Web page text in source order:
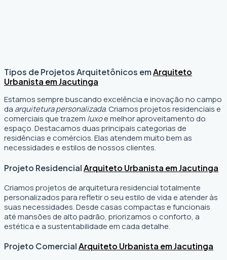
Tipos de Projetos Arquitetônicos emArquiteto
Urbanista em Jacutinga
Estamos sempre buscando excelência e inovação no campo
da arquitetura personalizada. Criamos projetos residenciais e
comerciais que trazem luxoe melhor aproveitamento do
espaço. Destacamos duas principais categorias de
residências e comércios. Elas atendem muito bem as
necessidades e estilos de nossos clientes.
Projeto ResidencialArquiteto Urbanista em Jacutinga
Criamos projetos de arquitetura residencial totalmente
personalizados para refletir o seu estilo de vida e atender às
suas necessidades. Desde casas compactas e funcionais
até mansões de alto padrão, priorizamos o conforto, a
estética e a sustentabilidade em cada detalhe.
Projeto ComercialArquiteto Urbanista em Jacutinga